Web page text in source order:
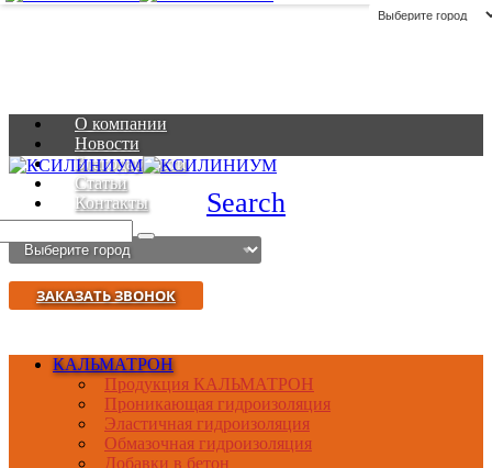
О компании
Новости
Благодарности
Статьи
Контакты
Search
ЗАКАЗАТЬ ЗВОНОК
КАЛЬМАТРОН
Продукция КАЛЬМАТРОН
Проникающая гидроизоляция
Эластичная гидроизоляция
Обмазочная гидроизоляция
Добавки в бетон